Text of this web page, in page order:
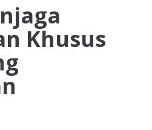
Khusus